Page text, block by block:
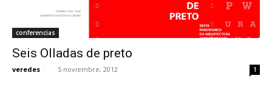
conferencias
Seis Olladas de preto
veredes - 5 noviembre, 2012 1